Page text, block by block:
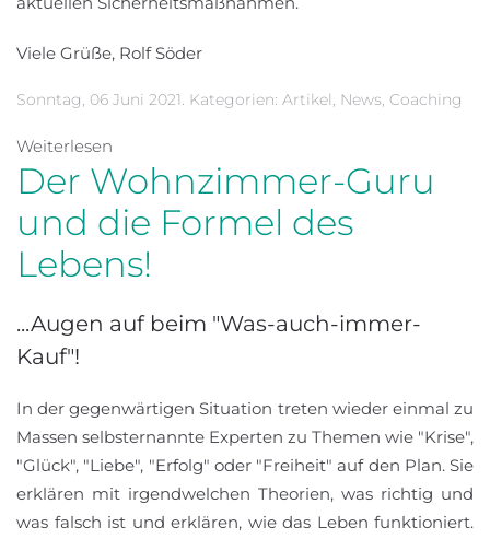
Viele Grüße, Rolf Söder
Sonntag, 06 Juni 2021. Kategorien: Artikel, News, Coaching
Weiterlesen
Der Wohnzimmer-Guru
und die Formel des
Lebens!
...Augen auf beim "Was-auch-immer-
Kauf"!
In der gegenwärtigen Situation treten wieder einmal zu
Massen selbsternannte Experten zu Themen wie "Krise",
"Glück", "Liebe", "Erfolg" oder "Freiheit" auf den Plan. Sie
erklären mit irgendwelchen Theorien, was richtig und
was falsch ist und erklären, wie das Leben funktioniert.